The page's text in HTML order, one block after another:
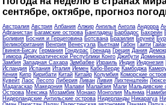
сентябре, октябре, прогноз
Австралия Австрия Албания Алжир Ангилья Ангола Андорра
Афганистан Багамские острова Бангладеш Барбадос Бахрейн
Боливия Босния и Герцеговина Ботсвана Бразилия Бруней
Великобритания Венгрия Венесуэла Вьетнам Габон Гаити
Гвинея-Бисау Германия Гондурас Гренада Греция Дания
Тимора Демократической Республики Конго Джибути Доминика
Замбия Западная Сахара Зимбабве Израиль Индия Индонезия
Исландия Испания Италия Йемен Кабо-Верде Камбоджа
Кения Кипр Кирибати Китай Китайр Колумбия Коморские
Кувейт Лаос Лесото Либерия Ливан Ливия Лихтенштейн
Мадагаскар Македония Малави Малайзия Мали Мальдивские
Острова Мексика Мозамбик Монако Монголия Мьянма
Нидерландские Антильские острова Нидерланды Никарагуа